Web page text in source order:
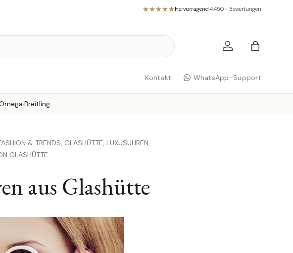
Hervorragend·4.450+ Bewertungen
Einloggen
Kontakt WhatsApp-Support
·Breitling
& TRENDS, GLASHÜTTE, LUXUSUHREN,
GLASHÜTTE
aus Glashütte